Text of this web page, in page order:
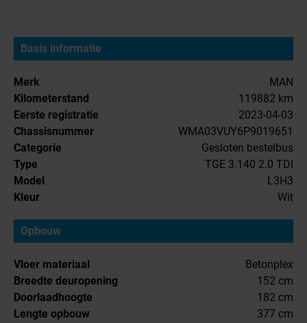
Basis informatie
Merk
MAN
Kilometerstand
119882 km
Eerste registratie
2023-04-03
Chassisnummer
WMA03VUY6P9019651
Categorie
Gesloten bestelbus
Type
TGE 3.140 2.0 TDI
Model
L3H3
Kleur
Wit
Opbouw
Vloer materiaal
Betonplex
Breedte deuropening
152 cm
Doorlaadhoogte
182 cm
Lengte opbouw
377 cm